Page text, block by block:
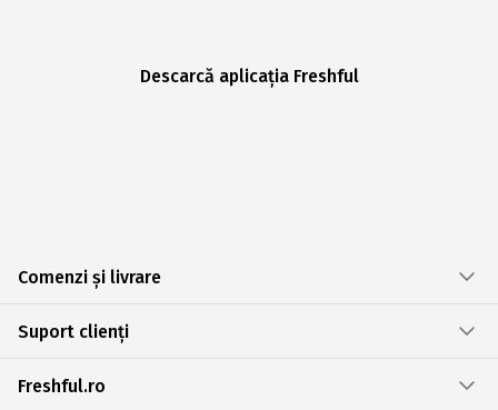
Descarcă aplicația Freshful
Comenzi și livrare
Suport clienți
Freshful.ro